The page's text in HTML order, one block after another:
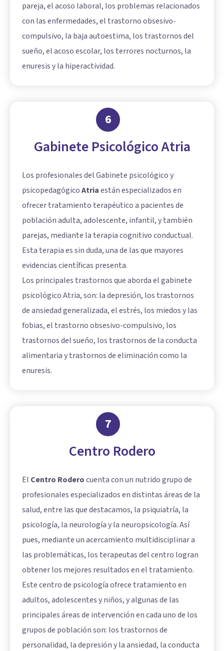
pareja, el acoso laboral, los problemas relacionados
con las enfermedades, el trastorno obsesivo-
compulsivo, la baja autoestima, los trastornos del
sueño, el acoso escolar, los terrores nocturnos, la
enuresis y la hiperactividad.
6
Gabinete Psicológico Atria
Los profesionales del Gabinete psicológico y
psicopedagógicoAtriaestán especializados en
ofrecer tratamiento terapéutico a pacientes de
población adulta, adolescente, infantil, y también
parejas, mediante la terapia cognitivo conductual.
Esta terapia es sin duda, una de las que mayores
evidencias científicas presenta.
Los principales trastornos que aborda el gabinete
psicológico Atria, son: la depresión, los trastornos
de ansiedad generalizada, el estrés, los miedos y las
fobias, el trastorno obsesivo-compulsivo, los
trastornos del sueño, los trastornos de la conducta
alimentaria y trastornos de eliminación como la
enuresis.
7
Centro Rodero
El Centro Roderocuenta con un nutrido grupo de
profesionales especializados en distintas áreas de la
salud, entre las que destacamos, la psiquiatría, la
psicología, la neurología y la neuropsicología. Así
pues, mediante un acercamiento multidisciplinar a
las problemáticas, los terapeutas del centro logran
obtener los mejores resultados en el tratamiento.
Este centro de psicología ofrece tratamiento en
adultos, adolescentes y niños, y algunas de las
principales áreas de intervención en cada uno de los
grupos de población son: los trastornos de
personalidad, la depresión y la ansiedad, la conducta